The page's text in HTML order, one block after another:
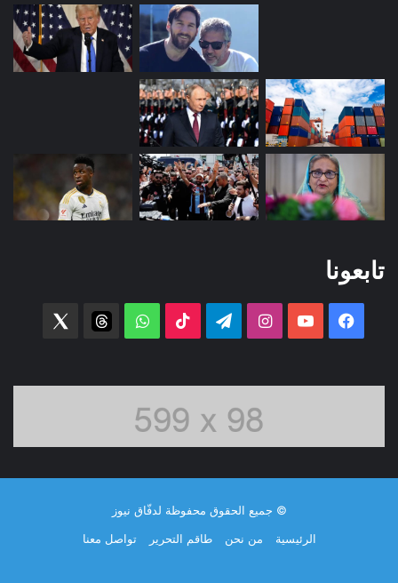
تابعونا
فيسبوك ‫YouTubeانستقرامتيلقرام ‫TikTok واتساب threads
© جميع الحقوق محفوظة لدفّاق نيوز
الرئيسية
من نحن طاقم التحرير تواصل معنا